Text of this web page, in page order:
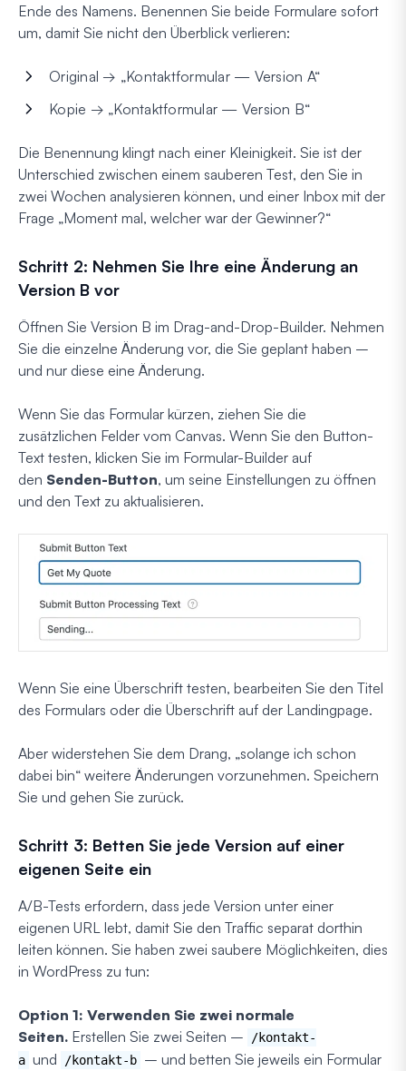
Ende des Namens. Benennen Sie beide Formulare sofort
um, damit Sie nicht den Überblick verlieren:
Original → „Kontaktformular — Version A“
Kopie → „Kontaktformular — Version B“
Die Benennung klingt nach einer Kleinigkeit. Sie ist der
Unterschied zwischen einem sauberen Test, den Sie in
zwei Wochen analysieren können, und einer Inbox mit der
Frage „Moment mal, welcher war der Gewinner?“
Schritt 2: Nehmen Sie Ihre eine Änderung an
Version B vor
Öffnen Sie Version B im Drag-and-Drop-Builder. Nehmen
Sie die einzelne Änderung vor, die Sie geplant haben –
und nur diese eine Änderung.
Wenn Sie das Formular kürzen, ziehen Sie die
zusätzlichen Felder vom Canvas. Wenn Sie den Button-
Text testen, klicken Sie im Formular-Builder auf
den Senden-Button, um seine Einstellungen zu öffnen
und den Text zu aktualisieren.
Wenn Sie eine Überschrift testen, bearbeiten Sie den Titel
des Formulars oder die Überschrift auf der Landingpage.
Aber widerstehen Sie dem Drang, „solange ich schon
dabei bin“ weitere Änderungen vorzunehmen. Speichern
Sie und gehen Sie zurück.
Schritt 3: Betten Sie jede Version auf einer
eigenen Seite ein
A/B-Tests erfordern, dass jede Version unter einer
eigenen URL lebt, damit Sie den Traffic separat dorthin
leiten können. Sie haben zwei saubere Möglichkeiten, dies
in WordPress zu tun:
Option 1: Verwenden Sie zwei normale
Seiten. Erstellen Sie zwei Seiten –
/kontakt-
a und /kontakt-b – und betten Sie jeweils ein Formular